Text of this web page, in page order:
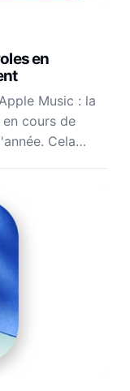
en
Music : la
cours de
Cela…